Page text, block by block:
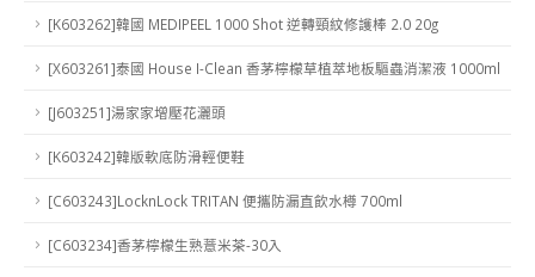
[K603262]韓國 MEDIPEEL 1000 Shot 逆轉頸紋修護棒 2.0 20g
[X603261]泰國 House I-Clean 香茅檸檬草植萃地板驅蟲消潔液 1000ml
[J603251]湯家家增壓花灑頭
[K603242]韓版軟底防滑輕便鞋
[C603243]LocknLock TRITAN 便攜防漏直飲水樽 700ml
[C603234]香茅檸檬生熟薏米茶-30入